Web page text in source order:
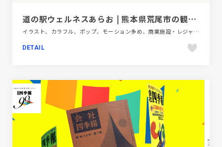
道の駅ウェルネスあらお | 熊本県荒尾市の観光・交流拠点
イラスト、カラフル、ポップ、モーション多め、商業施設・レジャー、施設・店舗サイト
DETAIL